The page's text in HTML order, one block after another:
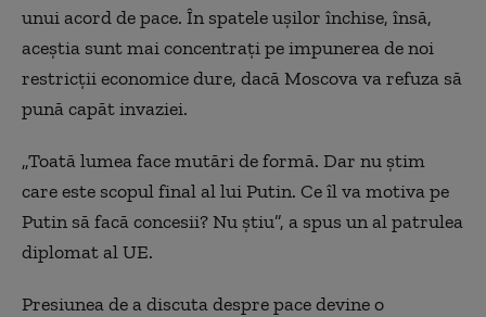
unui acord de pace. În spatele ușilor închise, însă,
aceștia sunt mai concentrați pe impunerea de noi
restricții economice dure, dacă Moscova va refuza să
pună capăt invaziei.
„Toată lumea face mutări de formă. Dar nu știm
care este scopul final al lui Putin. Ce îl va motiva pe
Putin să facă concesii? Nu știu”, a spus un al patrulea
diplomat al UE.
Presiunea de a discuta despre pace devine o